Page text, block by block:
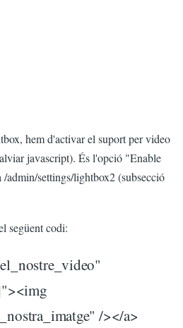
hem d'activar el suport per video
javascript). És l'opció "Enable
admin/settings/lightbox2 (subsecció
següent codi:
/></a>